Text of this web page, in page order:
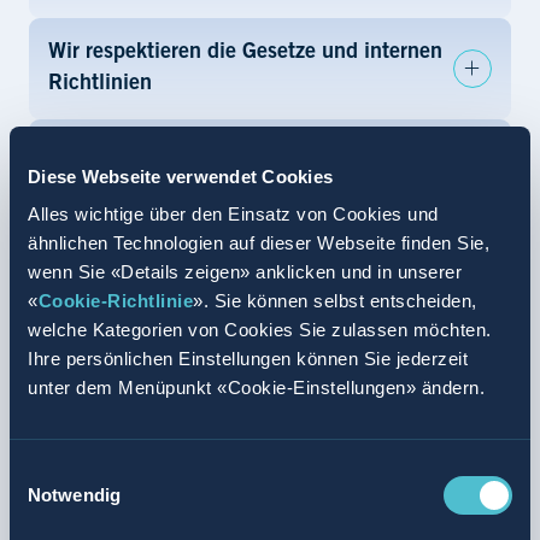
Diese Webseite verwendet Cookies
Alles wichtige über den Einsatz von Cookies und
ähnlichen Technologien auf dieser Webseite finden Sie,
wenn Sie «Details zeigen» anklicken und in unserer
«Cookie-Richtlinie». Sie können selbst entscheiden,
welche Kategorien von Cookies Sie zulassen möchten.
Ihre persönlichen Einstellungen können Sie jederzeit
unter dem Menüpunkt «Cookie-Einstellungen» ändern.
Notwendig
Wir respektieren die Gesetze und internen
Richtlinien
Wir vermeiden Interessenkonflikte oder
legen diese offen
Wir bestechen nicht und lassen uns nicht
bestechen